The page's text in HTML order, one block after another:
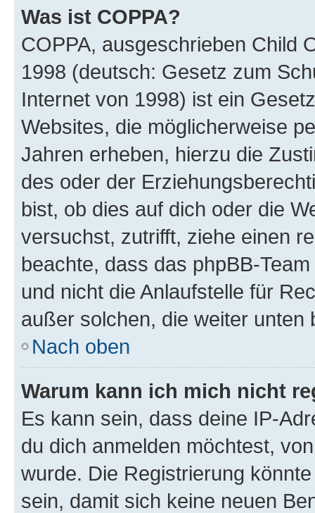
Was ist COPPA?
COPPA, ausgeschrieben Child
1998 (deutsch: Gesetz zum
Internet von 1998) ist ein
Websites, die möglicherweise
Jahren erheben, hierzu die
des oder der
bist, ob dies auf dich oder die
versuchst, zutrifft, ziehe einen
beachte, dass das phpBB-
und nicht die Anlaufstelle für
außer solchen, die weiter unten
Nach oben
Warum kann ich mich nicht
Es kann sein, dass deine IP-
du dich anmelden möchtest,
wurde. Die Registrierung
sein, damit sich keine neuen